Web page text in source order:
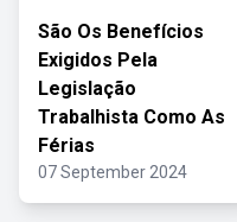
São Os Benefícios
Exigidos Pela
Legislação
Trabalhista Como As
Férias
07 September 2024